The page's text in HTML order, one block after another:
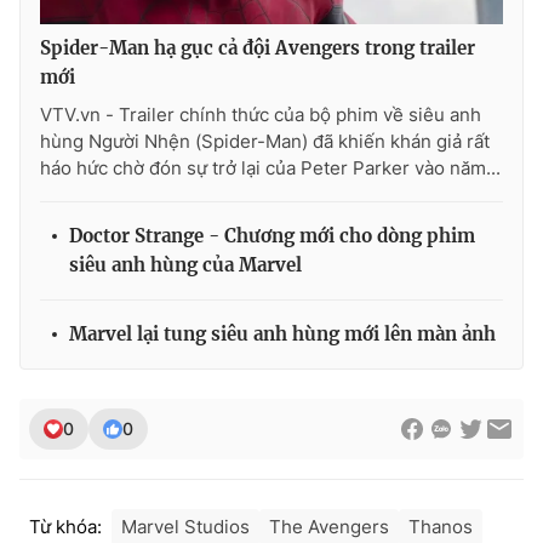
THỜI BÁO VTV
Theo dõi báo trên
Cơ quan báo chí: Thời báo VTV
Tổng Biên tập:
Tổng đài VTV:024.38 355 931 - 024.38 355 932
Spider-Man hạ gục cả đội Avengers trong trailer
mới
VTV.vn - Trailer chính thức của bộ phim về siêu anh
hùng Người Nhện (Spider-Man) đã khiến khán giả rất
háo hức chờ đón sự trở lại của Peter Parker vào năm...
Doctor Strange - Chương mới cho dòng phim
siêu anh hùng của Marvel
Marvel lại tung siêu anh hùng mới lên màn ảnh
0 0
Từ khóa: Marvel Studios The Avengers
Thanos